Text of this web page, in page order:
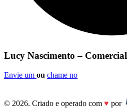
Lucy Nascimento – Comercial
Envie um ou chame no
© 2026. Criado e operado com ♥ por